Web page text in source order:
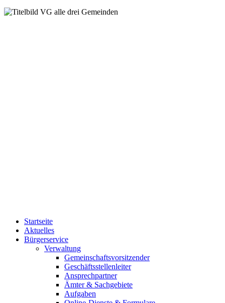
Startseite
Aktuelles
Bürgerservice
Verwaltung
Gemeinschaftsvorsitzender
Geschäftsstellenleiter
Ansprechpartner
Ämter & Sachgebiete
Aufgaben